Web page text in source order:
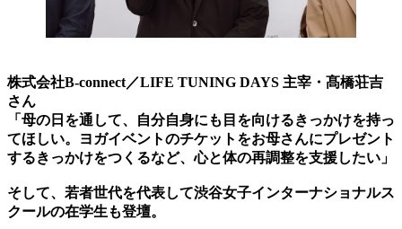
株式会社B-connect／LIFE TUNING DAYS 主宰・髙橋荘吉
さん
「母の日を通して、自分自身にも目を向けるきっかけを持っ
てほしい。ヨガイベントのチケットをお母さんにプレゼント
するきっかけをつくるなど、心と体の再調整を支援したい」
そして、若者世代を代表して渋谷女子インターナショナルス
クールの在学生も登壇。